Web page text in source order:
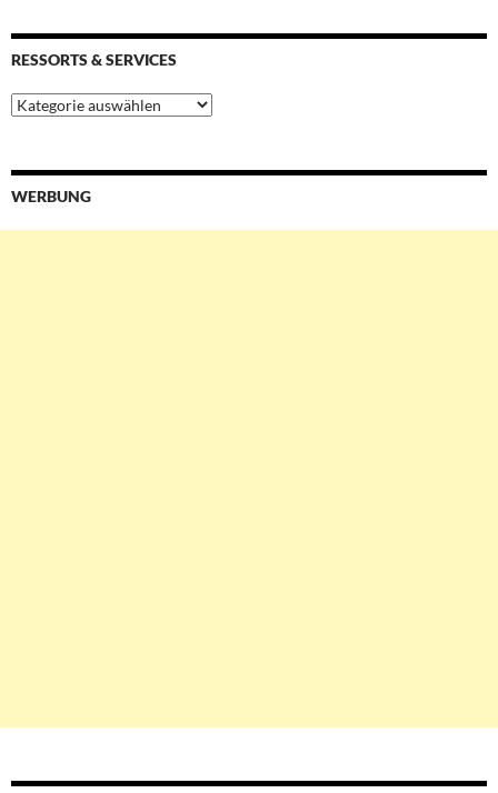
RESSORTS & SERVICES
Ressorts
&
WERBUNG